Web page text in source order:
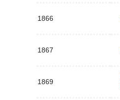
1866
1867
1869